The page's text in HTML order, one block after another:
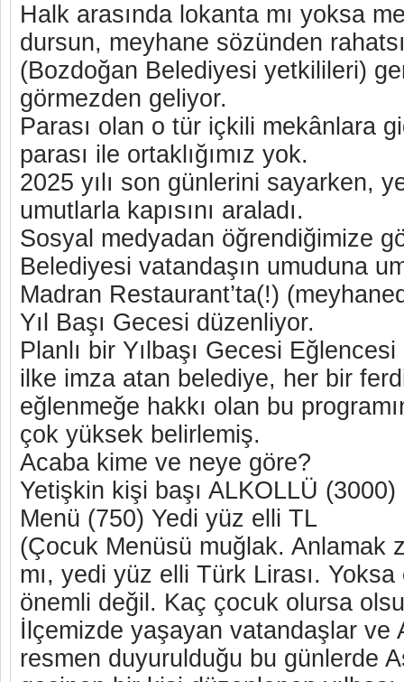
Halk arasında lokanta mı yoksa
dursun, meyhane sözünden
(Bozdoğan Belediyesi yetkilileri)
görmezden geliyor.
Parası olan o tür içkili mekânlara
parası ile ortaklığımız yok.
2025 yılı son günlerini sayarken,
umutlarla kapısını araladı.
Sosyal medyadan öğrendiğimize
Belediyesi vatandaşın umuduna
Madran Restaurant’ta(!)
Yıl Başı Gecesi düzenliyor.
Planlı bir Yılbaşı Gecesi
ilke imza atan belediye, her bir
eğlenmeğe hakkı olan bu
çok yüksek belirlemiş.
Acaba kime ve neye göre?
Yetişkin kişi başı ALKOLLÜ
Menü (750) Yedi yüz elli TL
(Çocuk Menüsü muğlak. Anlamak
mı, yedi yüz elli Türk Lirası. Yoksa
önemli değil. Kaç çocuk olursa
İlçemizde yaşayan vatandaşlar ve
resmen duyurulduğu bu günlerde